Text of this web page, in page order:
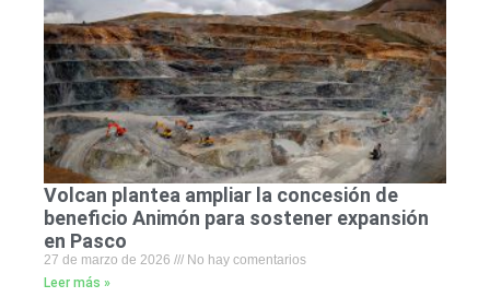
Volcan plantea ampliar la concesión de
beneficio Animón para sostener expansión
en Pasco
27 de marzo de 2026
No hay comentarios
Leer más »